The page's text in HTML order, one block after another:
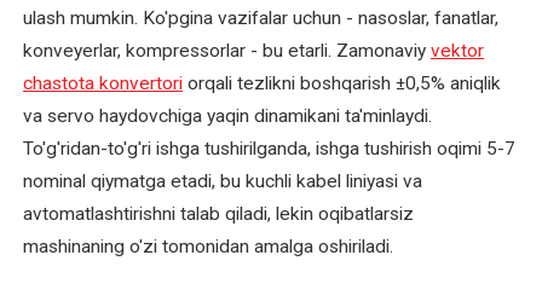
va
ehtiyot
qismlar
elektromotorlarini
ta'mirlash
Lift
ulash mumkin. Ko'pgina vazifalar uchun - nasoslar, fanatlar,
konveyerlar, kompressorlar - bu etarli. Zamonaviy vektor
chastota konvertori orqali tezlikni boshqarish ±0,5% aniqlik
va servo haydovchiga yaqin dinamikani ta'minlaydi.
To'g'ridan-to'g'ri ishga tushirilganda, ishga tushirish oqimi 5-7
nominal qiymatga etadi, bu kuchli kabel liniyasi va
avtomatlashtirishni talab qiladi, lekin oqibatlarsiz
mashinaning o'zi tomonidan amalga oshiriladi.